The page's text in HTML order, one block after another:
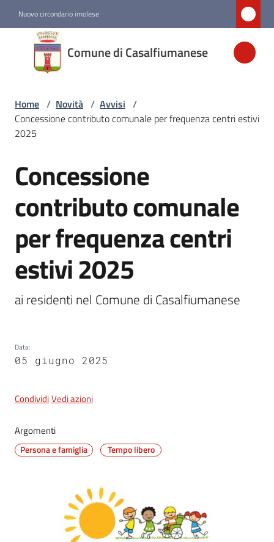
Nuovo circondario imolese
Comune di Casalfiumanese
Comune di
Casalfiumanese
Amministrazione
Casalfiumanese
Servizi
on-
gli
argomenti
Home / Novità / Avvisi /
Concessione contributo comunale per frequenza centri estivi
2025
Salta al contenuto
Concessione
contributo comunale
per frequenza centri
estivi 2025
ai residenti nel Comune di Casalfiumanese
Data:
05 giugno 2025
CondividiVedi azioni
Argomenti
Persona e famiglia Tempo libero